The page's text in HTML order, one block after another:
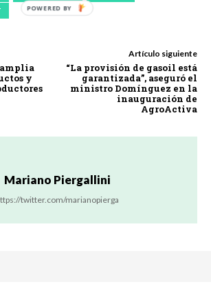
amplia
y
Artículo siguiente
“La provisión de gasoil está
garantizada”, aseguró el
ministro Domínguez en la
inauguración de
AgroActiva
Mariano Piergallini
twitter.com/marianopierga